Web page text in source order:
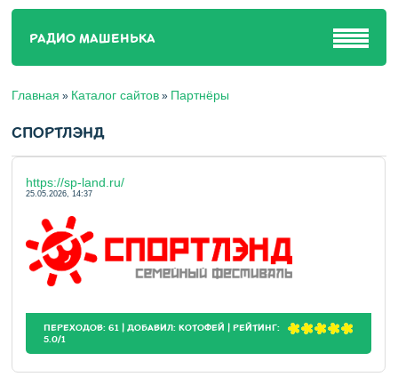
РАДИО МАШЕНЬКА
Главная » Каталог сайтов » Партнёры
СПОРТЛЭНД
https://sp-land.ru/
25.05.2026, 14:37
ПЕРЕХОДОВ:61 |ДОБАВИЛ:КОТОФЕЙ |РЕЙТИНГ:
5.0/1